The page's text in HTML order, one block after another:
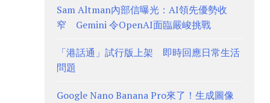
Sam Altman內部信曝光：AI領先優勢收
窄 Gemini 令OpenAI面臨嚴峻挑戰
「港話通」試行版上架 即時回應日常生活
問題
Google Nano Banana Pro來了！生成圖像